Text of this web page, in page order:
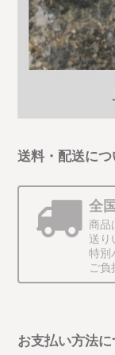
送料・配送につ
全
商品
送り
特別
ご負
お支払い方法に